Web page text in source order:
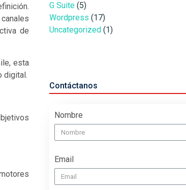
de
esta
digital.
G Suite(5)
Wordpress (17)
Uncategorized (1)
Contáctanos
Nombre
Email